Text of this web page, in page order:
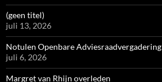
(geen titel)
juli 13, 2026
Notulen Openbare Adviesraadvergadering
juli 6, 2026
Margret van Rhijn overleden